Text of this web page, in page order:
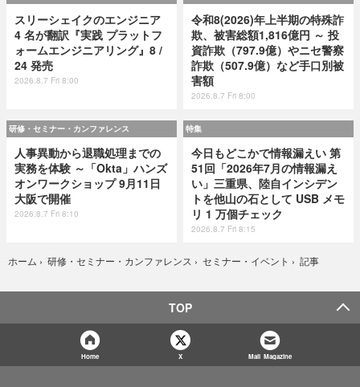
スリーシェイクのエンジニア
4 名が翻訳『実践 プラットフ
ォームエンジニアリング』8 /
24 発売
2026.8.7 Fri 8:00
令和8(2026)年上半期の特殊詐
欺、被害総額1,816億円 ～ 投
資詐欺（797.9億）やニセ警察
詐欺（507.9億）など手口別被
害額
2026.8.7 Fri 8:00
研修・セミナー・カンファレンス
人事異動から退職処理までの
実務を体験 ～「Okta」ハンズ
オンワークショップ 9月11日
大阪で開催
2026.8.7 Fri 8:10
特集
今日もどこかで情報漏えい 第
51回「2026年7月の情報漏え
い」三重県、陸自インシデン
トを他山の石として USB メモ
リ 1 万個チェック
2026.8.7 Fri 8:15
ホーム › 研修・セミナー・カンファレンス › セミナー・イベント › 記事
TOP
Home X Mail Magazine